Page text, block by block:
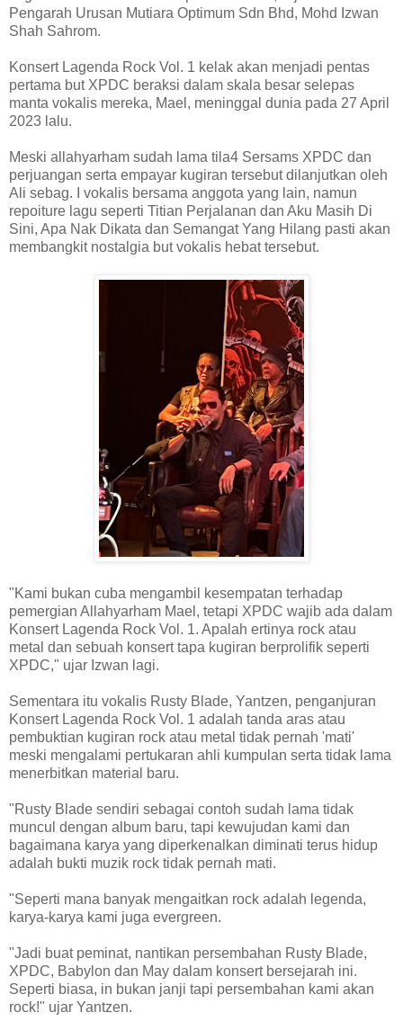
Pengarah Urusan Mutiara Optimum Sdn Bhd, Mohd Izwan
Shah Sahrom.
Konsert Lagenda Rock Vol. 1 kelak akan menjadi pentas
pertama but XPDC beraksi dalam skala besar selepas
manta vokalis mereka, Mael, meninggal dunia pada 27 April
2023 lalu.
Meski allahyarham sudah lama tila4 Sersams XPDC dan
perjuangan serta empayar kugiran tersebut dilanjutkan oleh
Ali sebag. I vokalis bersama anggota yang lain, namun
repoiture lagu seperti Titian Perjalanan dan Aku Masih Di
Sini, Apa Nak Dikata dan Semangat Yang Hilang pasti akan
membangkit nostalgia but vokalis hebat tersebut.
"Kami bukan cuba mengambil kesempatan terhadap
pemergian Allahyarham Mael, tetapi XPDC wajib ada dalam
Konsert Lagenda Rock Vol. 1. Apalah ertinya rock atau
metal dan sebuah konsert tapa kugiran berprolifik seperti
XPDC," ujar Izwan lagi.
Sementara itu vokalis Rusty Blade, Yantzen, penganjuran
Konsert Lagenda Rock Vol. 1 adalah tanda aras atau
pembuktian kugiran rock atau metal tidak pernah 'mati'
meski mengalami pertukaran ahli kumpulan serta tidak lama
menerbitkan material baru.
"Rusty Blade sendiri sebagai contoh sudah lama tidak
muncul dengan album baru, tapi kewujudan kami dan
bagaimana karya yang diperkenalkan diminati terus hidup
adalah bukti muzik rock tidak pernah mati.
"Seperti mana banyak mengaitkan rock adalah legenda,
karya-karya kami juga evergreen.
"Jadi buat peminat, nantikan persembahan Rusty Blade,
XPDC, Babylon dan May dalam konsert bersejarah ini.
Seperti biasa, in bukan janji tapi persembahan kami akan
rock!" ujar Yantzen.